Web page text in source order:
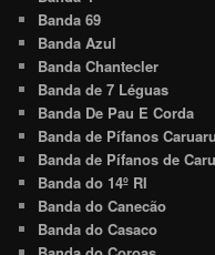
Banda 69
Banda Azul
Banda Chantecler
Banda de 7 Léguas
Banda De Pau E Corda
Banda de Pífanos Caruaru
Banda de Pífanos de
Banda do 14º RI
Banda do Canecão
Banda do Casaco